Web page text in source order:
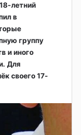
летний
в
группу
и иного
Для
своего 17-